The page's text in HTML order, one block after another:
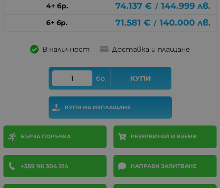
4+ бр. 74.137 € / 144.999 лв.
6+ бр. 71.581 € / 140.000 лв.
В наличност Доставка и плащане
бр. КУПИ
КУПИ НА ИЗПЛАЩАНЕ
БЪРЗА ПОРЪЧКА РЕЗЕРВИРАЙ И ВЗЕМИ
+359 96 304 314 НАПРАВИ ЗАПИТВАНЕ